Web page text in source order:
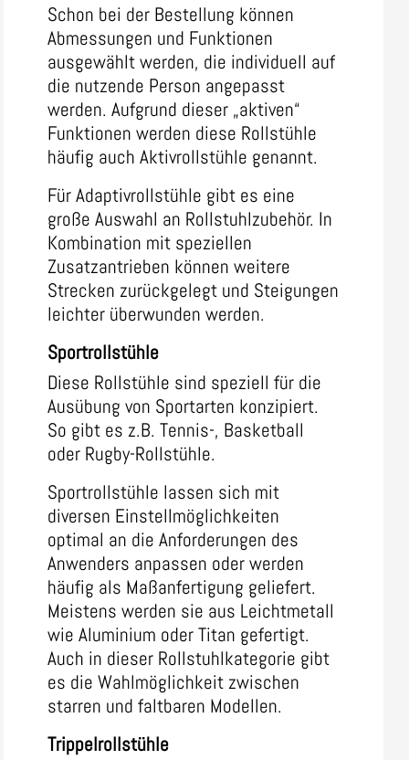
Schon bei der Bestellung können
Abmessungen und Funktionen
ausgewählt werden, die individuell auf
die nutzende Person angepasst
werden. Aufgrund dieser „aktiven“
Funktionen werden diese Rollstühle
häufig auch Aktivrollstühle genannt.
Für Adaptivrollstühle gibt es eine
große Auswahl an Rollstuhlzubehör. In
Kombination mit speziellen
Zusatzantrieben können weitere
Strecken zurückgelegt und Steigungen
leichter überwunden werden.
Sportrollstühle
Diese Rollstühle sind speziell für die
Ausübung von Sportarten konzipiert.
So gibt es z.B. Tennis-, Basketball
oder Rugby-Rollstühle.
Sportrollstühle lassen sich mit
diversen Einstellmöglichkeiten
optimal an die Anforderungen des
Anwenders anpassen oder werden
häufig als Maßanfertigung geliefert.
Meistens werden sie aus Leichtmetall
wie Aluminium oder Titan gefertigt.
Auch in dieser Rollstuhlkategorie gibt
es die Wahlmöglichkeit zwischen
starren und faltbaren Modellen.
Trippelrollstühle